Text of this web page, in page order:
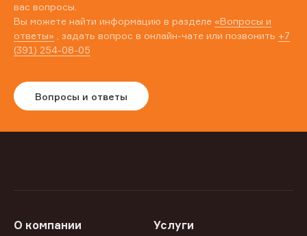
вас вопросы.
Вы можете найти информацию в разделе «Вопросы и
ответы» , задать вопрос в онлайн-чате или позвонить +7
(391) 254-08-05
Вопросы и ответы
О компании Услуги